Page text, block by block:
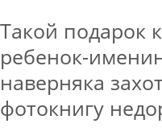
Такой подарок
ребенок-
наверняка
фотокнигу